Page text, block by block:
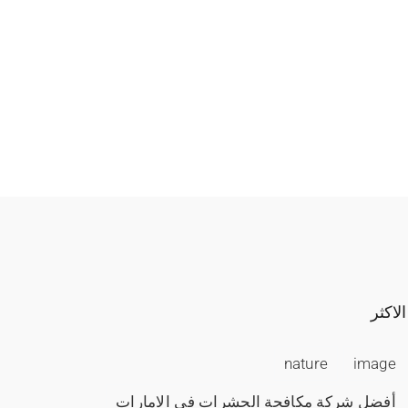
الاكثر
image
nature
أفضل شركة مكافحة الحشرات في الامارات